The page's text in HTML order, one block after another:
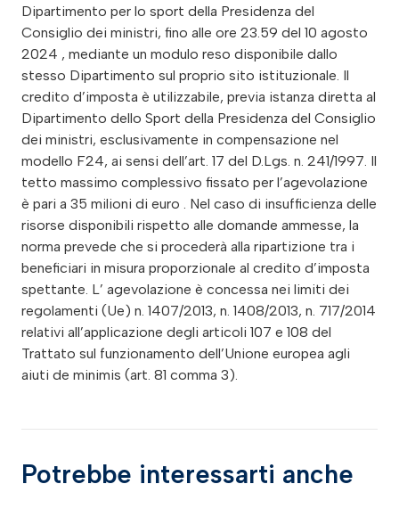
Dipartimento per lo sport della Presidenza del
Consiglio dei ministri, fino alle ore 23.59 del 10 agosto
2024 , mediante un modulo reso disponibile dallo
stesso Dipartimento sul proprio sito istituzionale. Il
credito d’imposta è utilizzabile, previa istanza diretta al
Dipartimento dello Sport della Presidenza del Consiglio
dei ministri, esclusivamente in compensazione nel
modello F24, ai sensi dell’art. 17 del D.Lgs. n. 241/1997. Il
tetto massimo complessivo fissato per l’agevolazione
è pari a 35 milioni di euro . Nel caso di insufficienza delle
risorse disponibili rispetto alle domande ammesse, la
norma prevede che si procederà alla ripartizione tra i
beneficiari in misura proporzionale al credito d’imposta
spettante. L’ agevolazione è concessa nei limiti dei
regolamenti (Ue) n. 1407/2013, n. 1408/2013, n. 717/2014
relativi all’applicazione degli articoli 107 e 108 del
Trattato sul funzionamento dell’Unione europea agli
aiuti de minimis (art. 81 comma 3).
Potrebbe interessarti anche